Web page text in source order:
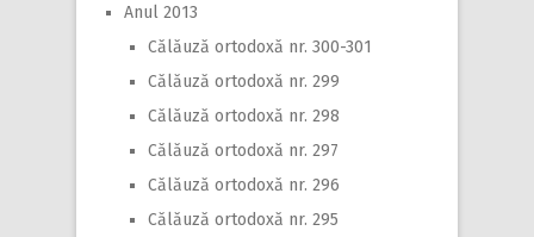
Anul 2013
Călăuză ortodoxă nr. 300-301
Călăuză ortodoxă nr. 299
Călăuză ortodoxă nr. 298
Călăuză ortodoxă nr. 297
Călăuză ortodoxă nr. 296
Călăuză ortodoxă nr. 295